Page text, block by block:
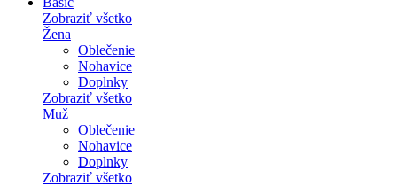
Zobraziť všetko
Žena
Oblečenie
Nohavice
Doplnky
Zobraziť všetko
Muž
Oblečenie
Nohavice
Doplnky
Zobraziť všetko